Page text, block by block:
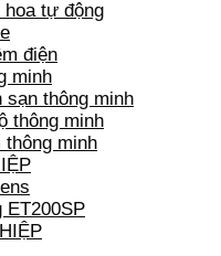
tự động
điện
minh
sạn thông minh
thông minh
thông minh
ET200SP